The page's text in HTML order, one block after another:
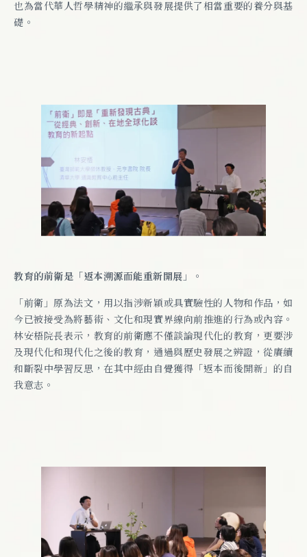
也為當代華人哲學精神的繼承與發展提供了相當重要的養分與基
礎。
教育的前衛是「返本溯源而能重新開展」。
「前衛」原為法文，用以指涉新穎或具實驗性的人物和作品，如
今已被接受為將藝術、文化和現實界線向前推進的行為或內容。
林安梧院長表示，教育的前衛應不僅談論現代化的教育，更要涉
及現代化和現代化之後的教育，通過與歷史發展之辨證，從賡續
和斷裂中學習反思，在其中經由自覺獲得「返本而後開新」的自
我意志。